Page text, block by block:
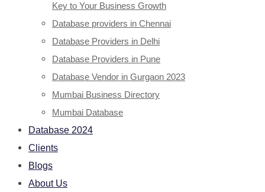
Key to Your Business Growth
Database providers in Chennai
Database Providers in Delhi
Database Providers in Pune
Database Vendor in Gurgaon 2023
Mumbai Business Directory
Mumbai Database
Database 2024
Clients
Blogs
About Us